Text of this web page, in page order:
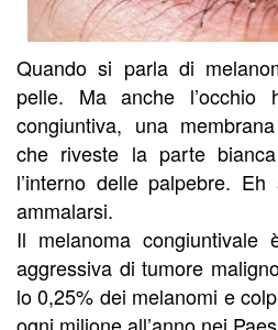
Quando si parla di
pelle. Ma anche l’occhio
congiuntiva, una
che riveste la parte
l’interno delle palpebre.
ammalarsi.
Il melanoma
aggressiva di tumore
lo 0,25% dei melanomi e
ogni milione all’anno nei